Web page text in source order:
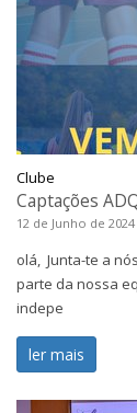
Clube
Captações
12 de Junho de 2024
olá, Junta-te a
parte da nossa
indepe
ler mais